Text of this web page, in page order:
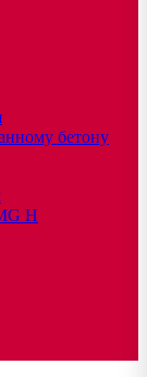
бетону
H